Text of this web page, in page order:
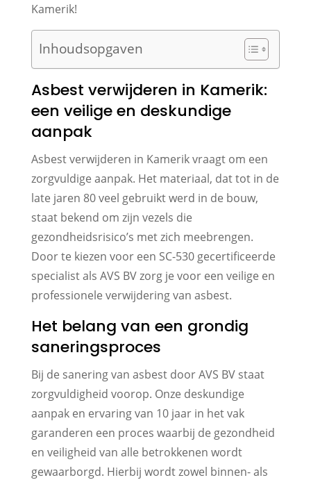
Kamerik!
Inhoudsopgaven
Asbest verwijderen in Kamerik:
een veilige en deskundige
aanpak
Asbest verwijderen in Kamerik vraagt om een
zorgvuldige aanpak. Het materiaal, dat tot in de
late jaren 80 veel gebruikt werd in de bouw,
staat bekend om zijn vezels die
gezondheidsrisico’s met zich meebrengen.
Door te kiezen voor een SC-530 gecertificeerde
specialist als AVS BV zorg je voor een veilige en
professionele verwijdering van asbest.
Het belang van een grondig
saneringsproces
Bij de sanering van asbest door AVS BV staat
zorgvuldigheid voorop. Onze deskundige
aanpak en ervaring van 10 jaar in het vak
garanderen een proces waarbij de gezondheid
en veiligheid van alle betrokkenen wordt
gewaarborgd. Hierbij wordt zowel binnen- als